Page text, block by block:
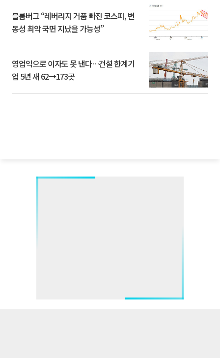
블룸버그 “레버리지 거품 빠진 코스피, 변
동성 최악 국면 지났을 가능성”
영업익으로 이자도 못 낸다…건설 한계기
업 5년 새 62→173곳